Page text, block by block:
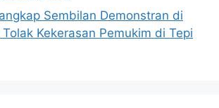
Sembilan Demonstran di
Kekerasan Pemukim di Tepi